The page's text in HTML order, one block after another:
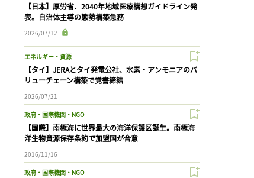
【日本】厚労省、2040年地域医療構想ガイドライン発
表。自治体主導の態勢構築急務
2026/07/12
エネルギー・資源
【タイ】JERAとタイ発電公社、水素・アンモニアのバ
リューチェーン構築で覚書締結
2026/07/21
政府・国際機関・NGO
【国際】南極海に世界最大の海洋保護区誕生。南極海
洋生物資源保存条約で加盟国が合意
2016/11/16
政府・国際機関・NGO